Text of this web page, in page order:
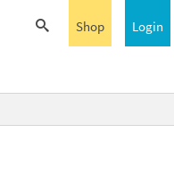
Login
Shop